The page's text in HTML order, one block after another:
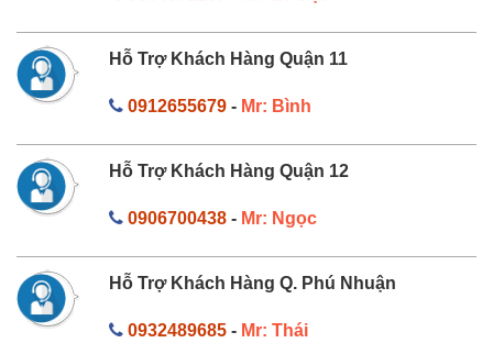
Hỗ Trợ Khách Hàng Quận 11
0912655679- Mr: Bình
Hỗ Trợ Khách Hàng Quận 12
0906700438- Mr: Ngọc
Hỗ Trợ Khách Hàng Q. Phú Nhuận
0932489685- Mr: Thái